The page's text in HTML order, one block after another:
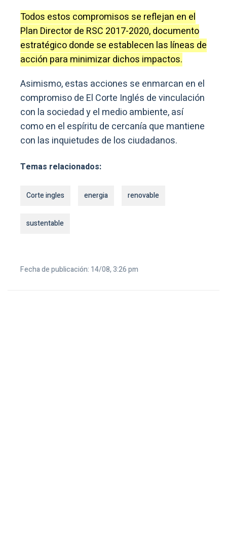
Todos estos compromisos se reflejan en el
Plan Director de RSC 2017-2020, documento
estratégico donde se establecen las líneas de
acción para minimizar dichos impactos.
Asimismo, estas acciones se enmarcan en el
compromiso de El Corte Inglés de vinculación
con la sociedad y el medio ambiente, así
como en el espíritu de cercanía que mantiene
con las inquietudes de los ciudadanos.
Temas relacionados:
Corte ingles energia renovable
sustentable
Fecha de publicación: 14/08, 3:26 pm